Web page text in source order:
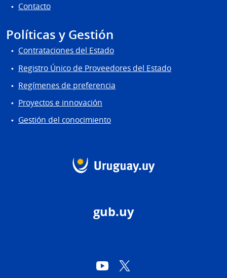
Contacto
Políticas y Gestión
Contrataciones del Estado
Registro Único de Proveedores del Estado
Regímenes de preferencia
Proyectos e innovación
Gestión del conocimiento
gub.uy
YouTube